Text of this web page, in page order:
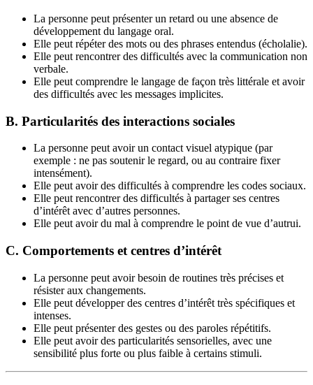
La personne peut présenter un retard ou une absence de
développement du langage oral.
Elle peut répéter des mots ou des phrases entendus (écholalie).
Elle peut rencontrer des difficultés avec la communication non
verbale.
Elle peut comprendre le langage de façon très littérale et avoir
des difficultés avec les messages implicites.
B. Particularités des interactions sociales
La personne peut avoir un contact visuel atypique (par
exemple : ne pas soutenir le regard, ou au contraire fixer
intensément).
Elle peut avoir des difficultés à comprendre les codes sociaux.
Elle peut rencontrer des difficultés à partager ses centres
d’intérêt avec d’autres personnes.
Elle peut avoir du mal à comprendre le point de vue d’autrui.
C. Comportements et centres d’intérêt
La personne peut avoir besoin de routines très précises et
résister aux changements.
Elle peut développer des centres d’intérêt très spécifiques et
intenses.
Elle peut présenter des gestes ou des paroles répétitifs.
Elle peut avoir des particularités sensorielles, avec une
sensibilité plus forte ou plus faible à certains stimuli.